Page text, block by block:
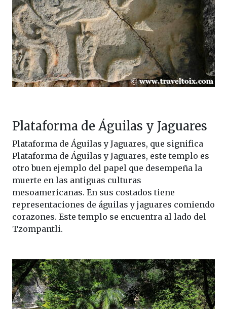
Plataforma de Águilas y Jaguares
Plataforma de Águilas y Jaguares, que significa
Plataforma de Águilas y Jaguares, este templo es
otro buen ejemplo del papel que desempeña la
muerte en las antiguas culturas
mesoamericanas. En sus costados tiene
representaciones de águilas y jaguares comiendo
corazones. Este templo se encuentra al lado del
Tzompantli.